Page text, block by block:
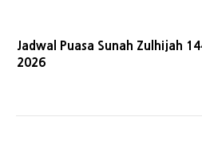
Jadwal Puasa Sunah Zulhijah
2026